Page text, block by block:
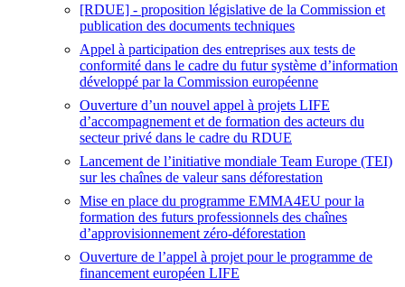
[RDUE] - proposition législative de la Commission et
publication des documents techniques
Appel à participation des entreprises aux tests de
conformité dans le cadre du futur système d’information
développé par la Commission européenne
Ouverture d’un nouvel appel à projets LIFE
d’accompagnement et de formation des acteurs du
secteur privé dans le cadre du RDUE
Lancement de l’initiative mondiale Team Europe (TEI)
sur les chaînes de valeur sans déforestation
Mise en place du programme EMMA4EU pour la
formation des futurs professionnels des chaînes
d’approvisionnement zéro-déforestation
Ouverture de l’appel à projet pour le programme de
financement européen LIFE